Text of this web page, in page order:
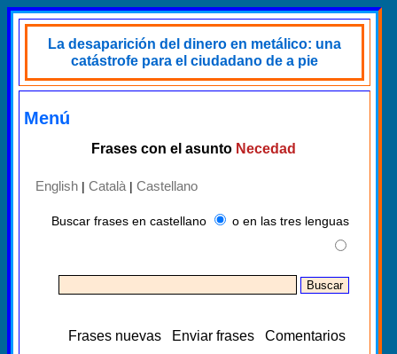
La desaparición del dinero en metálico: una
catástrofe para el ciudadano de a pie
Menú
Frases con el asunto Necedad
English | Català | Castellano
Buscar frases en castellano o en las tres lenguas
Frases nuevas Enviar frases
Comentarios